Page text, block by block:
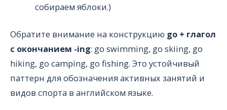
собираем яблоки.)
Обратите внимание на конструкцию go + глагол
с окончанием -ing: go swimming, go skiing, go
hiking, go camping, go fishing. Это устойчивый
паттерн для обозначения активных занятий и
видов спорта в английском языке.